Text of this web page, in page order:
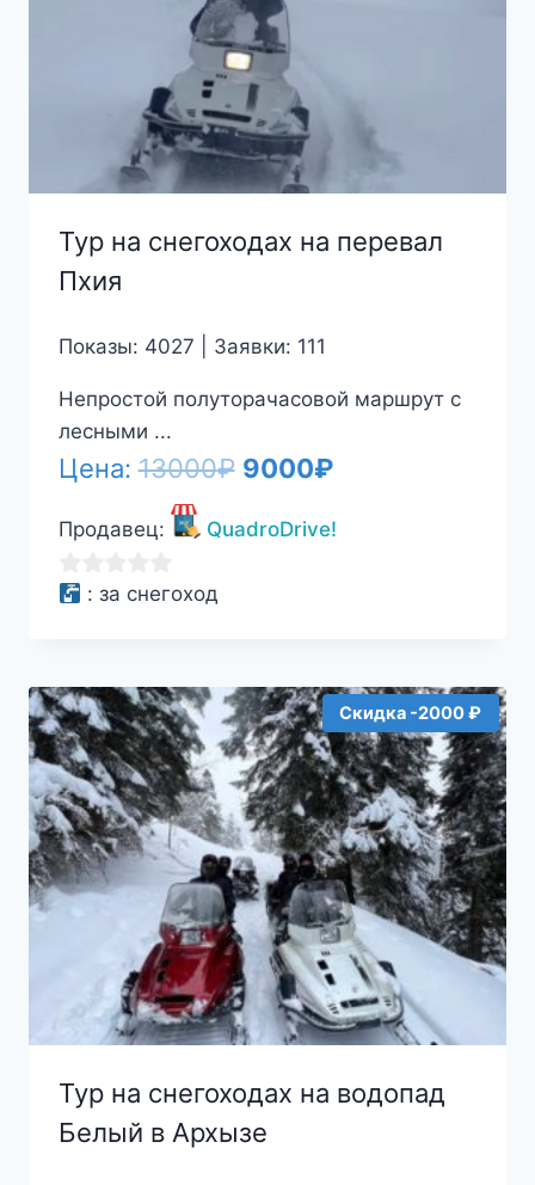
Тур на снегоходах на перевал
Пхия
Показы: 4027 | Заявки: 111
Непростой полуторачасовой маршрут с
лесными ...
Цена:13000₽ Первоначальная
9000₽Текущая
Продавец: QuadroDrive!
0
: за снегоход
Скидка -2000 ₽
Тур на снегоходах на водопад
Белый в Архызе